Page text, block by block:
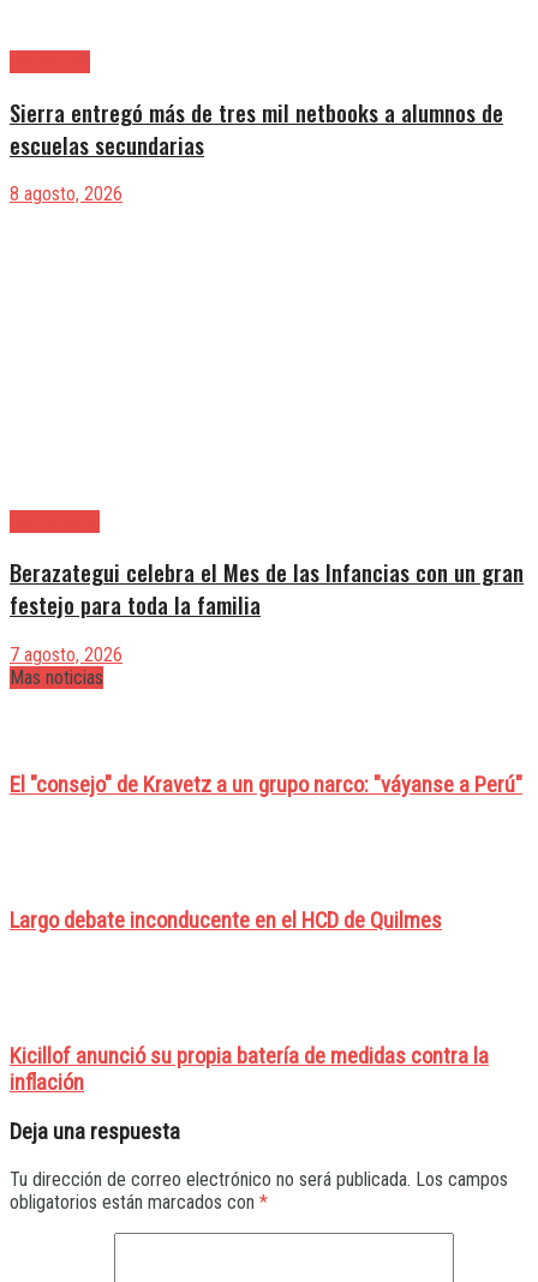
Sierra entregó más de tres mil netbooks a alumnos de
escuelas secundarias
8 agosto, 2026
Berazategui celebra el Mes de las Infancias con un gran
festejo para toda la familia
7 agosto, 2026
Mas noticias
El "consejo" de Kravetz a un grupo narco: "váyanse a Perú"
Largo debate inconducente en el HCD de Quilmes
Kicillof anunció su propia batería de medidas contra la
inflación
Deja una respuesta
Tu dirección de correo electrónico no será publicada. Los campos
obligatorios están marcados con *